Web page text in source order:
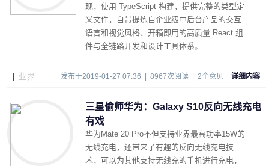
现，使用 TypeScript 构建，提供完整的类型定
义文件，自带提炼自企业级中后台产品的交互
语言和视觉风格、开箱即用的高质量 React 组
件与全链路开发和设计工具体系。
业界 发布于2019-01-27 07:36 | 8967次阅读 | 2个意见 详细内容
三星偷师华为：Galaxy S10反向无线充电
有戏
华为Mate 20 Pro不但支持业界最高功率15W的
无线充电，还带来了有趣的反向无线充电技
术，可以为其他支持无线充的手机进行充电，